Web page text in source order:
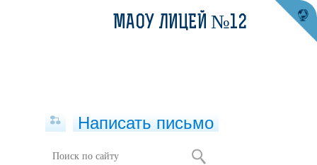
МАОУ ЛИЦЕЙ №12
Написать письмо